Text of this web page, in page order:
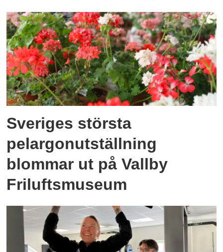
Sveriges största
pelargonutställning
blommar ut på Vallby
Friluftsmuseum